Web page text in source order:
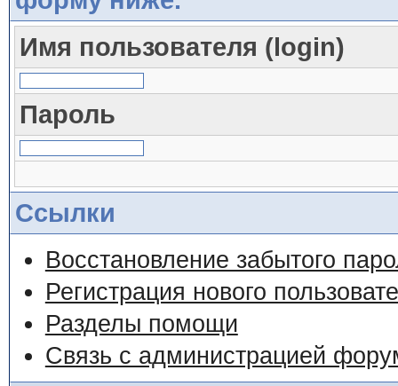
Имя пользователя (login)
Пароль
Ссылки
Восстановление забытого
Регистрация нового
Разделы помощи
Связь с администрацией